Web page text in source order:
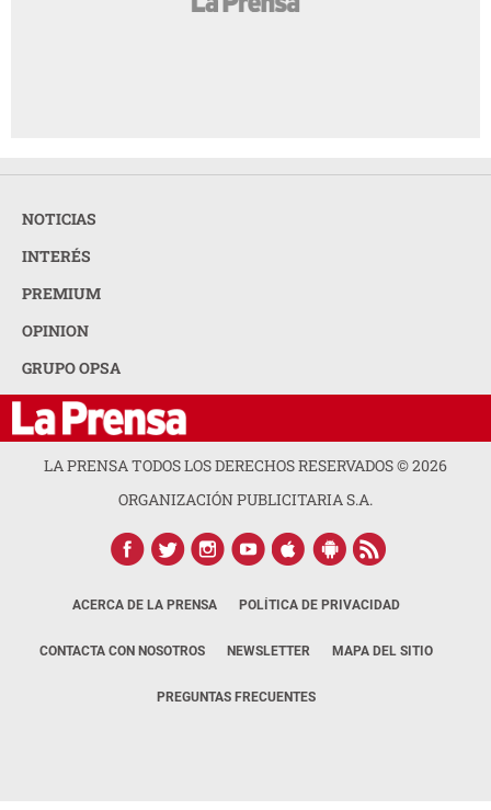
NOTICIAS
INTERÉS
PREMIUM
OPINION
GRUPO OPSA
LA PRENSA TODOS LOS DERECHOS RESERVADOS ©2026
ORGANIZACIÓN PUBLICITARIA S.A.
ACERCA DE LA PRENSA POLÍTICA DE PRIVACIDAD
CONTACTA CON NOSOTROS NEWSLETTER MAPA DEL SITIO
PREGUNTAS FRECUENTES